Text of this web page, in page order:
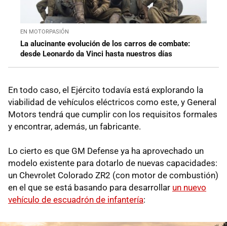
EN MOTORPASIÓN
La alucinante evolución de los carros de combate:
desde Leonardo da Vinci hasta nuestros días
En todo caso, el Ejército todavía está explorando la
viabilidad de vehículos eléctricos como este, y General
Motors tendrá que cumplir con los requisitos formales
y encontrar, además, un fabricante.
Lo cierto es que GM Defense ya ha aprovechado un
modelo existente para dotarlo de nuevas capacidades:
un Chevrolet Colorado ZR2 (con motor de combustión)
en el que se está basando para desarrollar un nuevo
vehículo de escuadrón de infantería: